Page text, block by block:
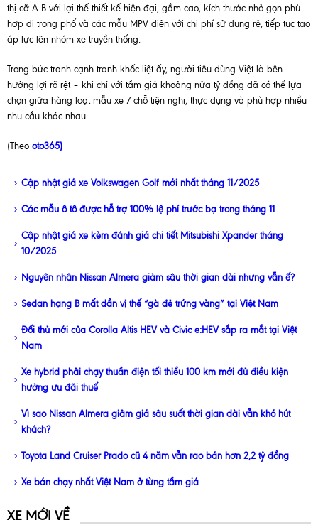
thị cỡ A-B với lợi thế thiết kế hiện đại, gầm cao, kích thước nhỏ gọn phù
hợp đi trong phố và các mẫu MPV điện với chi phí sử dụng rẻ, tiếp tục tạo
áp lực lên nhóm xe truyền thống.
Trong bức tranh cạnh tranh khốc liệt ấy, người tiêu dùng Việt là bên
hưởng lợi rõ rệt – khi chỉ với tầm giá khoảng nửa tỷ đồng đã có thể lựa
chọn giữa hàng loạt mẫu xe 7 chỗ tiện nghi, thực dụng và phù hợp nhiều
nhu cầu khác nhau.
(Theo oto365)
Cập nhật giá xe Volkswagen Golf mới nhất tháng 11/2025
Các mẫu ô tô được hỗ trợ 100% lệ phí trước bạ trong tháng 11
Cập nhật giá xe kèm đánh giá chi tiết Mitsubishi Xpander tháng
10/2025
Nguyên nhân Nissan Almera giảm sâu thời gian dài nhưng vẫn ế?
Sedan hạng B mất dần vị thế “gà đẻ trứng vàng” tại Việt Nam
Đối thủ mới của Corolla Altis HEV và Civic e:HEV sắp ra mắt tại Việt
Nam
Xe hybrid phải chạy thuần điện tối thiểu 100 km mới đủ điều kiện
hưởng ưu đãi thuế
Vì sao Nissan Almera giảm giá sâu suốt thời gian dài vẫn khó hút
khách?
Toyota Land Cruiser Prado cũ 4 năm vẫn rao bán hơn 2,2 tỷ đồng
Xe bán chạy nhất Việt Nam ở từng tầm giá
XE MỚI VỀ